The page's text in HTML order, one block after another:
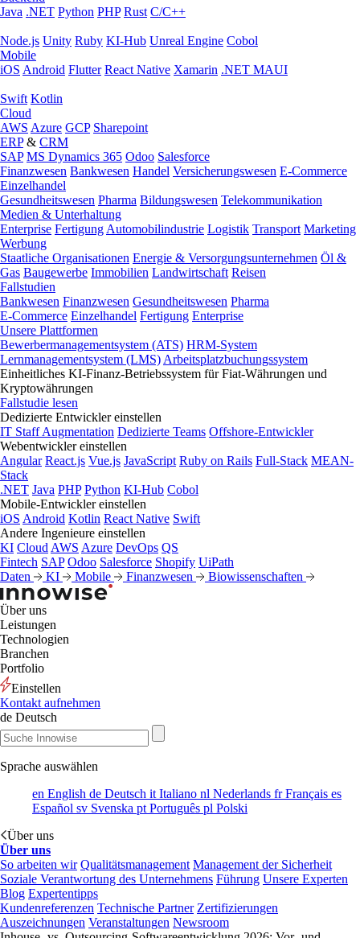
Java .NET Python PHP Rust C/C++
Node.js Unity Ruby KI-Hub Unreal Engine Cobol
Mobile
iOS Android Flutter React Native Xamarin .NET MAUI
Swift Kotlin
Cloud
AWS Azure GCP Sharepoint
ERP& CRM
SAP MS Dynamics 365 Odoo Salesforce
Finanzwesen Bankwesen Handel Versicherungswesen E-Commerce
Einzelhandel
Gesundheitswesen Pharma Bildungswesen Telekommunikation
Medien & Unterhaltung
Enterprise Fertigung Automobilindustrie Logistik Transport Marketing
Werbung
Staatliche Organisationen Energie & Versorgungsunternehmen Öl &
Gas Baugewerbe Immobilien Landwirtschaft Reisen
Fallstudien
Bankwesen Finanzwesen Gesundheitswesen Pharma
E-Commerce Einzelhandel Fertigung Enterprise
Unsere Plattformen
Bewerbermanagementsystem (ATS) HRM-System
Lernmanagementsystem (LMS) Arbeitsplatzbuchungssystem
Einheitliches KI-Finanz-Betriebssystem für Fiat-Währungen und
Kryptowährungen
Fallstudie lesen
Dedizierte Entwickler einstellen
IT Staff Augmentation Dedizierte Teams Offshore-Entwickler
Webentwickler einstellen
Angular React.js Vue.js JavaScript Ruby on Rails Full-Stack MEAN-
Stack
.NET Java PHP Python KI-Hub Cobol
Mobile-Entwickler einstellen
iOS Android Kotlin React Native Swift
Andere Ingenieure einstellen
KI Cloud AWS Azure DevOps QS
Fintech SAP Odoo Salesforce Shopify UiPath
Daten
KI Mobile Finanzwesen Biowissenschaften
Über uns
Leistungen
Technologien
Branchen
Portfolio
Einstellen
Kontakt aufnehmen
de Deutsch
Sprache auswählen
en English de Deutsch it Italiano nl Nederlands frFrançais es
Español sv Svenska pt Português pl Polski
Über uns
Über uns
So arbeiten wir Qualitätsmanagement Management der Sicherheit
Soziale Verantwortung des Unternehmens Führung Unsere Experten
Blog Expertentipps
Kundenreferenzen Technische Partner Zertifizierungen
Auszeichnungen Veranstaltungen Newsroom